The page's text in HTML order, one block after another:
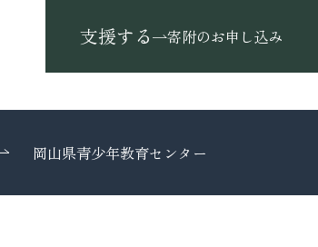
支援する 寄附のお申し込み
岡山県青少年教育センター